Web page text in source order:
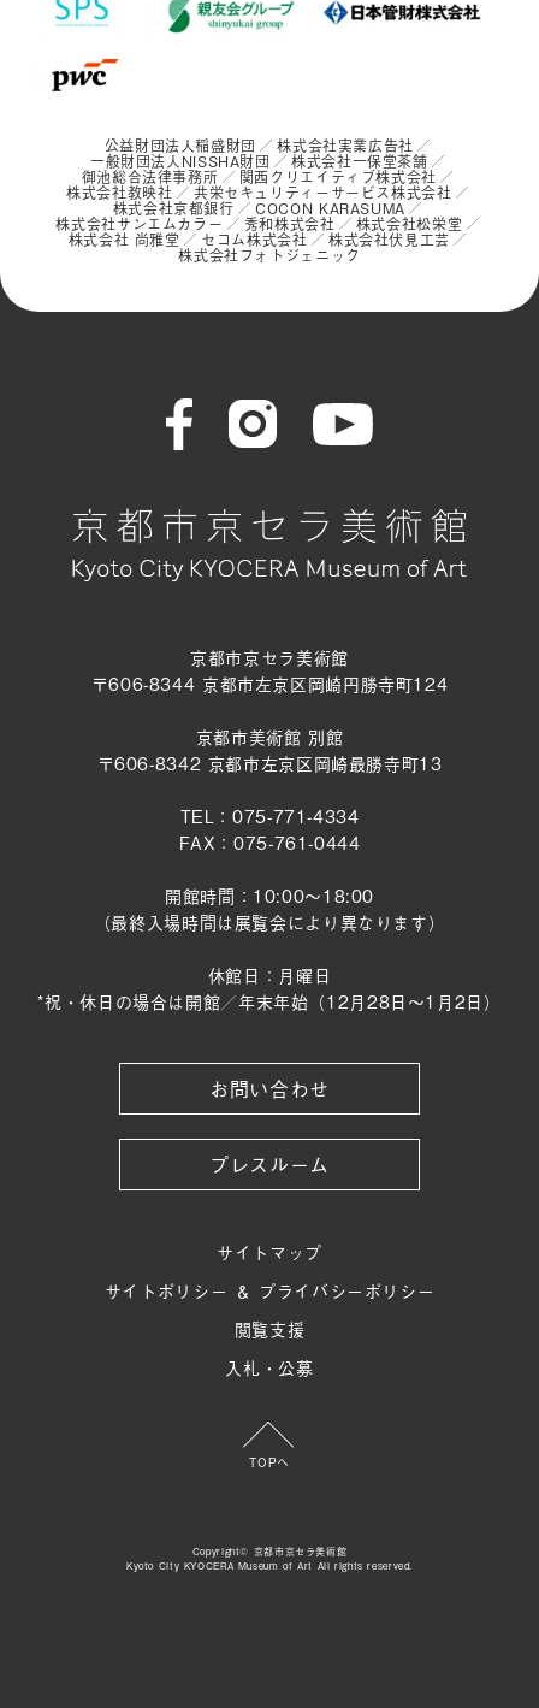
公益財団法人稲盛財団 株式会社実業広告社
一般財団法人NISSHA財団 株式会社一保堂茶舗
御池総合法律事務所 関西クリエイティブ株式会社
株式会社教映社 共栄セキュリティーサービス株式会社
株式会社京都銀行 COCON KARASUMA
株式会社サンエムカラー 秀和株式会社 株式会社松栄堂
株式会社 尚雅堂 セコム株式会社 株式会社伏見工芸
株式会社フォトジェニック
京都市京セラ美術館
〒606-8344 京都市左京区岡崎円勝寺町124
京都市美術館 別館
〒606-8342 京都市左京区岡崎最勝寺町13
TEL：075-771-4334
FAX：075-761-0444
開館時間：10:00～18:00
（最終入場時間は展覧会により異なります）
休館日：月曜日
*祝・休日の場合は開館／年末年始（12月28日〜1月2日）
お問い合わせ
プレスルーム
サイトマップ
サイトポリシー ＆ プライバシーポリシー
閲覧支援
入札・公募
TOPへ
Copyright© 京都市京セラ美術館
Kyoto City KYOCERA Museum of Art All rights reserved.